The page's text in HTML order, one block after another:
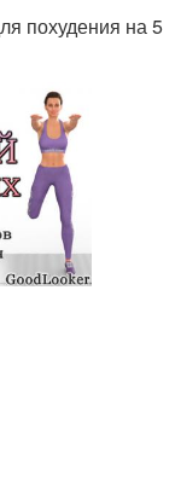
похудения на 5